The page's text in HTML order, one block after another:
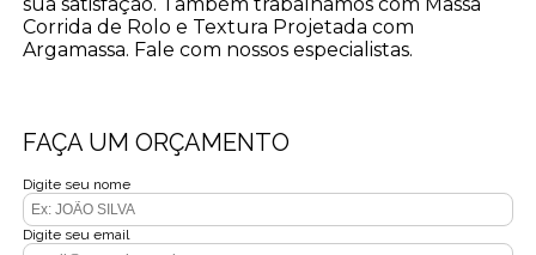
Corrida de Rolo e Textura Projetada com
Argamassa. Fale com nossos especialistas.
FAÇA UM ORÇAMENTO
Digite seu nome
Digite seu email